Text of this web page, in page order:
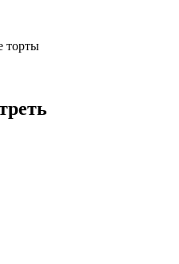
торты